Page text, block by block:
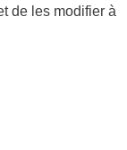
de les modifier à